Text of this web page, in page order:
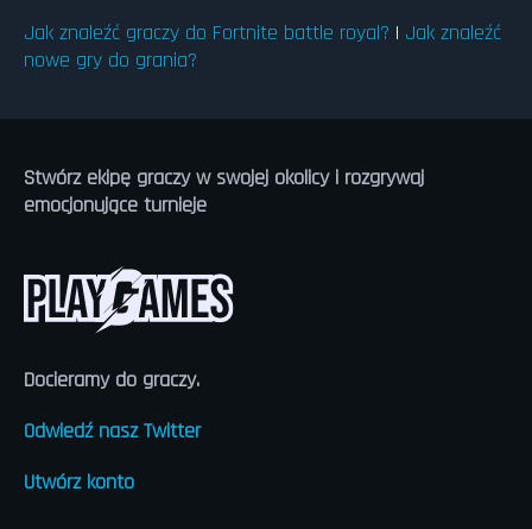
Jak znaleźć graczy do Fortnite battle royal? | Jak znaleźć
nowe gry do grania?
Docieramy do graczy.
Odwiedź nasz Twitter
Utwórz konto
Stwórz ekipę graczy w swojej okolicy i rozgrywaj
emocjonujące turnieje